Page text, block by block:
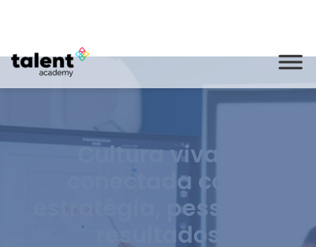
Cultura viva e
conectada com
estratégia, pessoas e
resultados